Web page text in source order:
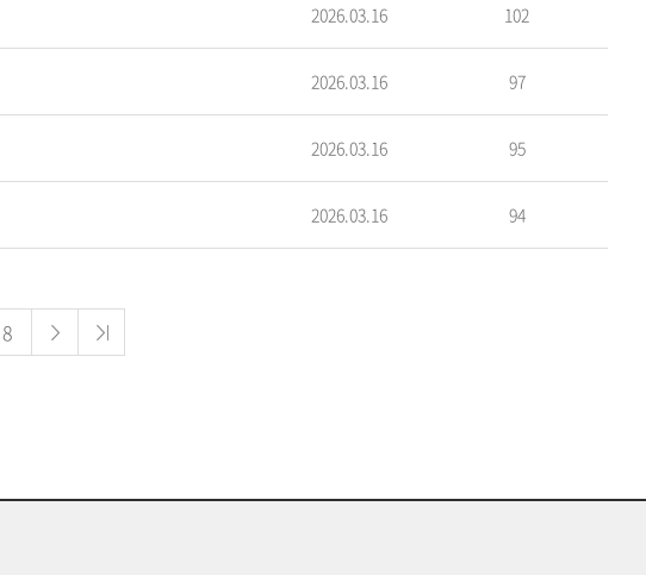
2026.03.16 102
2026.03.16 97
2026.03.16 95
2026.03.16 94
8